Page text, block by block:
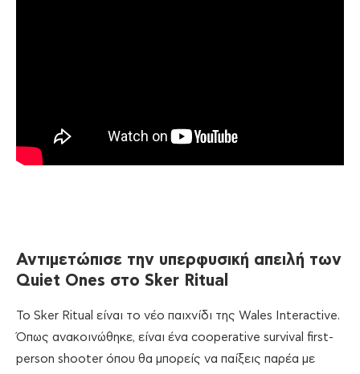
Αντιμετώπισε την υπερφυσική απειλή των
Quiet Ones στο Sker Ritual
Το Sker Ritual είναι το νέο παιχνίδι της Wales Interactive.
Όπως ανακοινώθηκε, είναι ένα cooperative survival first-
person shooter όπου θα μπορείς να παίξεις παρέα με